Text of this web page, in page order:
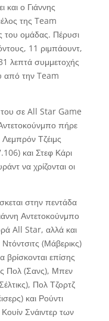
και ο Γιάννης
της Team
του ομάδας. Πέρυσι
11 ριμπάουντ,
λεπτά συμμετοχής
από την Team
του σε All Star Game
πήρε
Τζέιμς
και Στεφ Κάρι
να χρίζονται οι
στην πεντάδα
Αντετοκούνμπο
All Star, αλλά και
(Μάβερικς)
βρίσκονται επίσης
Πολ (Σανς), Μπεν
Πολ Τζορτζ
και Ρούντι
Σνάιντερ των